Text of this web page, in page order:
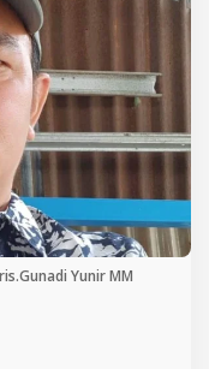
Yunir MM